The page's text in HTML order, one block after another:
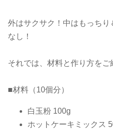
外はサクサク！中はもっち
なし！
それでは、材料と作り方をご
■材料（10個分）
白玉粉 100g
ホットケーキミックス